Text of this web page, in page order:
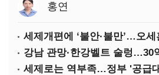
홍연
세제로는 역부족…정부 '공급